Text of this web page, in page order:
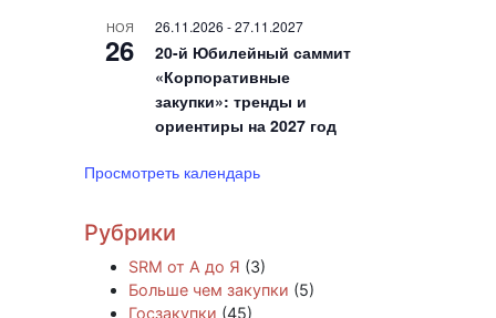
НОЯ
26
26.11.2026 -27.11.2027
20-й Юбилейный саммит
«Корпоративные
закупки»: тренды и
ориентиры на 2027 год
Просмотреть календарь
Рубрики
SRM от А до Я (3)
Больше чем закупки (5)
Госзакупки (45)